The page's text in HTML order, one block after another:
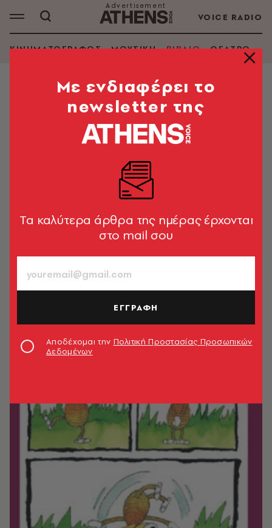
VOICE RADIO
ΚΙΝΗΜΑΤΟΓΡΑΦΟΣ ΜΟΥΣΙΚΗ ΒΙΒΛΙΟ ΘΕΑΤΡΟ -
ΣΟΦΙΑ ΜΑΝΤΟΥΒΑΛΟΥ
ΑΝΑΖΗΤΗΣΗ ΒΙΒΛΙΟΥ
Mε ενδιαφέρει το
newsletter της
Tα καλύτερα άρθρα της ημέρας έρχονται
στο mail σου
ΕΓΓΡΑΦΗ
Αποδέχομαι την Πολιτική Προστασίας Προσωπικών
Δεδομένων